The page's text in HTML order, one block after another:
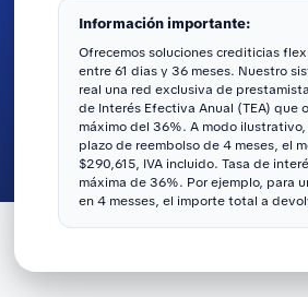
Información importante:
Ofrecemos soluciones crediticias
entre 61 dias y 36 meses. Nuestro
real una red exclusiva de
de Interés Efectiva Anual (TEA) que
máximo del 36%. A modo
plazo de reembolso de 4 meses, el
$290,615, IVA incluido. Tasa de
máxima de 36%. Por ejemplo, para
en 4 messes, el importe total a